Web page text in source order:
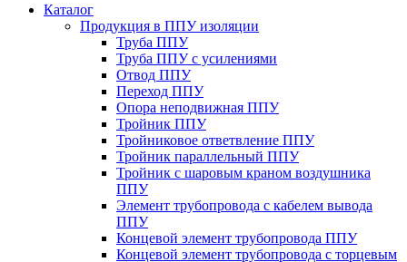
Каталог
Продукция в ППУ изоляции
Труба ППУ
Труба ППУ с усилениями
Отвод ППУ
Переход ППУ
Опора неподвижная ППУ
Тройник ППУ
Тройниковое ответвление ППУ
Тройник параллельный ППУ
Тройник с шаровым краном воздушника
ППУ
Элемент трубопровода с кабелем вывода
ППУ
Концевой элемент трубопровода ППУ
Концевой элемент трубопровода с торцевым